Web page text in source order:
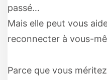
passé…
Mais elle peut vous
reconnecter à vous-
Parce que vous